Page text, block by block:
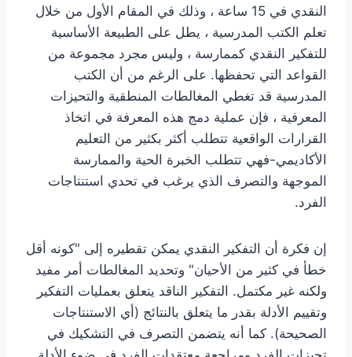
النقدي في 15 ساعة ، وذلك في المقام الأول من خلال
تعلم الكتب المدرسية ، يطل على الطبيعة الأساسية
للتفكير النقدي كممارسة ، وليس مجرد مجموعة من
القواعد التي تحفظها. على الرغم من أن الكتب
المدرسية قد تغطي المغالطات المنطقية والتحيزات
المعرفية ، فإن عملية دمج هذه المعرفة في اتخاذ
القرارات الواقعية تتطلب أكثر بكثير من التعليم
الأكاديمي-فهي تتطلب الخبرة الحية والممارسة
الموجهة والتصرف الذي يرغب في تحدي استنتاجات
الفرد.
إن فكرة أن التفكير النقدي يمكن تقطيره إلى "كونه أقل
خطأ في كثير من الأحيان" وتحديد المغالطات أمر مفيد
ولكنه غير مكتمل. التفكير الناقد يتعلق بعمليات التفكير
وتقييم الأدلة بقدر ما يتعلق بالنتائج (أي الاستنتاجات
الصحيحة). كما أنه يتضمن التصرف في التشكيك في